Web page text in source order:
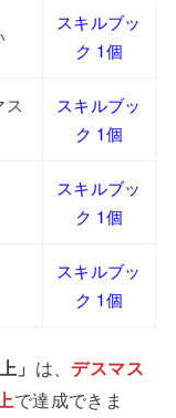
スキルブッ
ク 1個
ス
スキルブッ
ク 1個
スキルブッ
ク 1個
スキルブッ
ク 1個
」 は、 デスマス
で達成できま